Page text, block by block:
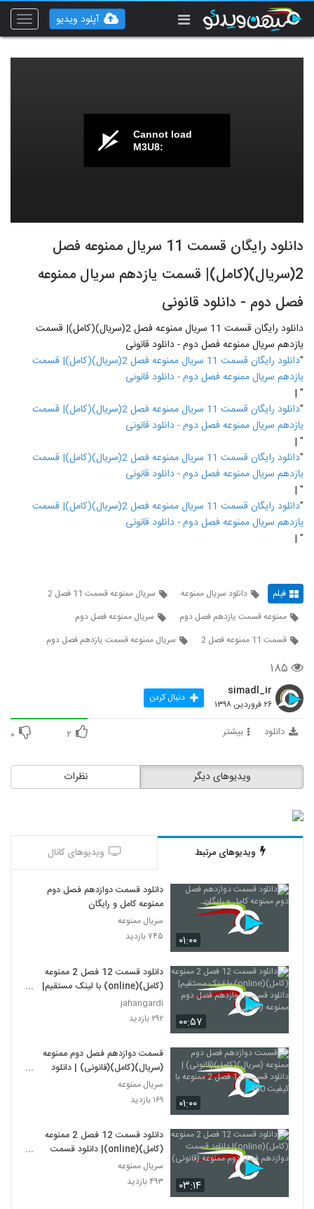
Toggle
آپلود ویدیو
Cannot load
M3U8:
دانلود رایگان قسمت 11 سریال ممنوعه فصل
2(سریال)(کامل)| قسمت یازدهم سریال ممنوعه
فصل دوم - دانلود قانونی
دانلود رایگان قسمت 11 سریال ممنوعه فصل 2(سریال)(کامل)| قسمت
یازدهم سریال ممنوعه فصل دوم - دانلود قانونی
"
دانلود رایگان قسمت 11 سریال ممنوعه فصل 2(سریال)(کامل)| قسمت
یازدهم سریال ممنوعه فصل دوم - دانلود قانونی
" |
"
دانلود رایگان قسمت 11 سریال ممنوعه فصل 2(سریال)(کامل)| قسمت
یازدهم سریال ممنوعه فصل دوم - دانلود قانونی
" |
"
دانلود رایگان قسمت 11 سریال ممنوعه فصل 2(سریال)(کامل)| قسمت
یازدهم سریال ممنوعه فصل دوم - دانلود قانونی
" |
"
دانلود رایگان قسمت 11 سریال ممنوعه فصل 2(سریال)(کامل)| قسمت
یازدهم سریال ممنوعه فصل دوم - دانلود قانونی
" |
فیلم دانلود سریال ممنوعه
سریال ممنوعه قسمت 11 فصل 2
ممنوعه قسمت یازدهم فصل دوم
سریال ممنوعه فصل دوم
قسمت 11 ممنوعه فصل 2
سریال ممنوعه قسمت یازدهم فصل دوم
۱۸۵
simadl_ir
۲۶ فروردین ۱۳۹۸ دنبال کردن
دانلود بیشتر ۲ ۰
نظرات ویدیوهای دیگر
ویدیوهای مرتبط ویدیوهای کانال
۰۱:۰۰
دانلود قسمت دوازدهم فصل دوم
ممنوعه کامل و رایگان
سریال ممنوعه
۷۴۵ بازدید
۰۰:۵۷
دانلود قسمت 12 فصل 2 ممنوعه
(کامل)(online) با لینک مستقیم|
دانلود قسمت دوازدهم فصل دوم
ممنوعه (قانونی)
jahangardi
۲۹۲ بازدید
۰۱:۰۰
قسمت دوازدهم فصل دوم ممنوعه
(سریال)(کامل)(قانونی) | دانلود
480
سریال ممنوعه
۱۶۹ بازدید
۰۳:۱۴
دانلود قسمت 12 فصل 2 ممنوعه
(کامل)(online)| دانلود قسمت
دوازدهم فصل دوم ممنوعه (قانونی)
سریال ممنوعه
۴۹۳ بازدید